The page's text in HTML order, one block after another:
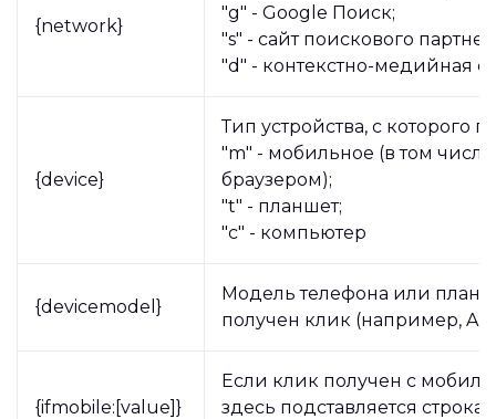
{network}
"g" - Google Поиск;
"s" - сайт поискового
"d" - контекстно-медийная
{device}
Тип устройства, с которого
"m" - мобильное (в том числе
браузером);
"t" - планшет;
"c" - компьютер
{devicemodel}
Модель телефона или
получен клик (например,
{ifmobile:[value]}
Если клик получен с
здесь подставляется